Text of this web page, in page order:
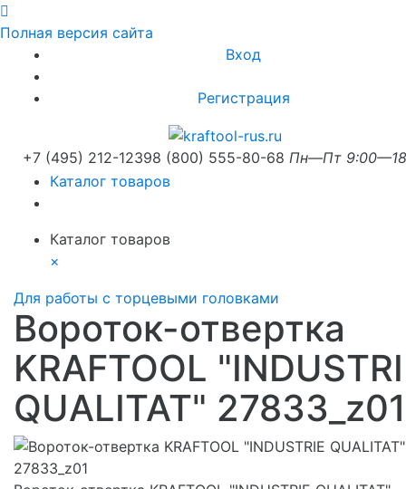
Полная версия сайта
Вход
Регистрация
+7 (495) 212-12398 (800) 555-80-68 Пн—Пт
Каталог товаров
Каталог товаров
×
Для работы с торцевыми головками
Вороток-отвертка
KRAFTOOL
QUALITAT" 27833_z01